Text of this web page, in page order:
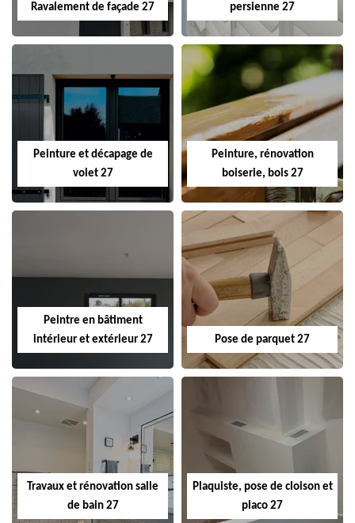
Ravalement de façade 27
persienne 27
Peinture et décapage de
volet 27
Peinture, rénovation
boiserie, bois 27
Peintre en bâtiment
intérieur et extérieur 27
Pose de parquet 27
Travaux et rénovation salle
de bain 27
Plaquiste, pose de cloison et
placo 27